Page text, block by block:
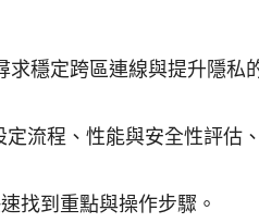
穩定跨區連線與提升隱私
流程、性能與安全性評估
找到重點與操作步驟。